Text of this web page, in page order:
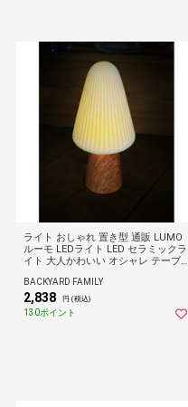
ライト おしゃれ 置き型 通販 LUMO
ルーモ LEDライト LED セラミックラ
イト 大人かわいい オシャレ テーブ
上 コードレス 寝室 廊下 子供部屋 シ
ンプル コンパクト 癒し ギフト 贈り
物 グローバルアロー
BACKYARD FAMILY
2,838 円 (税込)
130ポイント